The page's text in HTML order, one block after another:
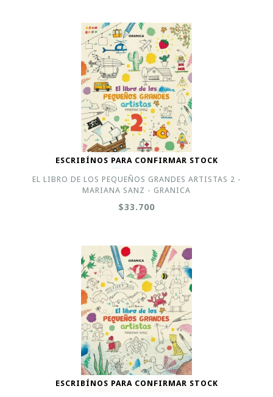
ESCRIBÍNOS PARA CONFIRMAR STOCK
EL LIBRO DE LOS PEQUEÑOS GRANDES ARTISTAS 2 -
MARIANA SANZ - GRANICA
$33.700
ESCRIBÍNOS PARA CONFIRMAR STOCK